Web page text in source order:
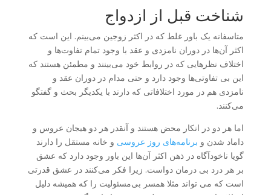
شناخت قبل از ازدواج
متاسفانه یک باور غلط که در اکثر زوجین می‌بینم. این است که
اکثر آن‌ها در دوران نامزدی و عقد با وجود تمام تفاوت‌ها و
اختلاف نظرهایی که در روابط خود می‌بینند و مطمئن هستند که
این بی تفاوتی‌ها وجود دارد و حتی مدام در دوران عقد و
نامزدی هم در مورد اختلافاتی که دارند با یکدیگر بحث و گفتگو
می‌کنند.
اما هر دو در انکار محض هستند و آنقدر هر دو هیجان عروس و
داماد شدن و برنامه‌های روز عروسی و خانه مستقل را دارند
گویا ناخودآگاه در ذهن اکثر آن‌ها این باور وجود دارد که عشق
بر هر درد بی درمان دواست. زیرا فکر می‌کنند در عشق قدرتی
است که می تواند مثلا همسر بی‌مسئولیت را که همیشه دلیل